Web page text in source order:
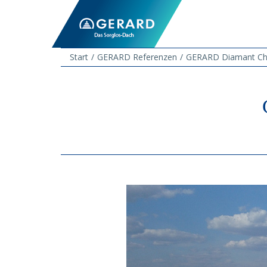
Start
GERARD Referenzen GERARD Diamant